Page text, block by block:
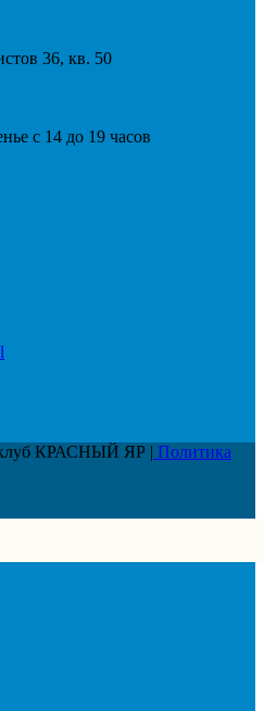
36, кв. 50
с 14 до 19 часов
клуб КРАСНЫЙ ЯР | Политика